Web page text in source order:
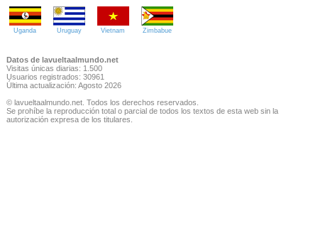
Uganda Uruguay Vietnam Zimbabue
Datos de lavueltaalmundo.net
Visitas únicas diarias: 1.500
Usuarios registrados: 30961
Última actualización: Agosto 2026
© lavueltaalmundo.net. Todos los derechos reservados.
Se prohíbe la reproducción total o parcial de todos los textos de esta web sin la
autorización expresa de los titulares.